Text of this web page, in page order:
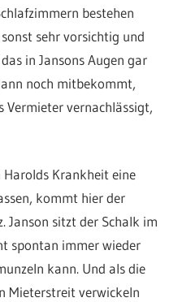
bestehen
sehr vorsichtig und
in Jansons Augen gar
noch mitbekommt,
Vermieter vernachlässigt,
Krankheit eine
kommt hier der
Janson sitzt der Schalk im
spontan immer wieder
kann. Und als die
Mieterstreit verwickeln